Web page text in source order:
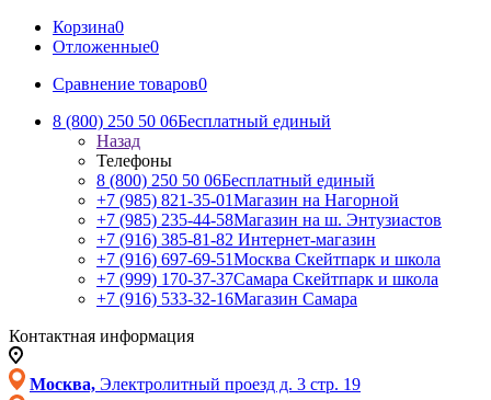
Корзина0
Отложенные0
Сравнение товаров0
8 (800) 250 50 06Бесплатный единый
Назад
Телефоны
8 (800) 250 50 06Бесплатный единый
+7 (985) 821-35-01Магазин на Нагорной
+7 (985) 235-44-58Магазин на ш. Энтузиастов
+7 (916) 385-81-82 Интернет-магазин
+7 (916) 697-69-51Москва Скейтпарк и школа
+7 (999) 170-37-37Самара Скейтпарк и школа
+7 (916) 533-32-16Магазин Самара
Контактная информация
Москва, Электролитный проезд д. 3 стр. 19